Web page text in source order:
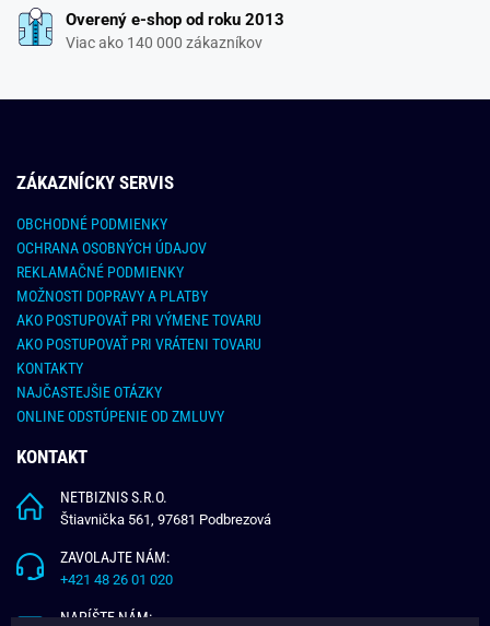
Overený e-shop od roku 2013
Viac ako 140 000 zákazníkov
ZÁKAZNÍCKY SERVIS
OBCHODNÉ PODMIENKY
OCHRANA OSOBNÝCH ÚDAJOV
REKLAMAČNÉ PODMIENKY
MOŽNOSTI DOPRAVY A PLATBY
AKO POSTUPOVAŤ PRI VÝMENE TOVARU
AKO POSTUPOVAŤ PRI VRÁTENI TOVARU
KONTAKTY
NAJČASTEJŠIE OTÁZKY
ONLINE ODSTÚPENIE OD ZMLUVY
KONTAKT
NETBIZNIS S.R.O.
Štiavnička 561, 97681 Podbrezová
ZAVOLAJTE NÁM:
+421 48 26 01 020
NAPÍŠTE NÁM: